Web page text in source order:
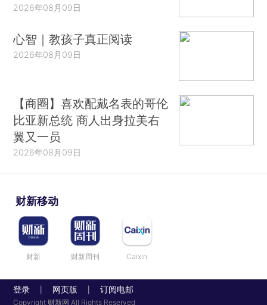
2026年08月09日
心智｜教孩子真正阅读
2026年08月09日
【商圈】喜欢配戴名表的哥伦
比亚新总统 商人出身拉美右
翼又一员
2026年08月09日
财新移动
财新 财新周刊 Caixin
登录 网页版 订阅电邮
Copyright 财新网 All Rights Reserved